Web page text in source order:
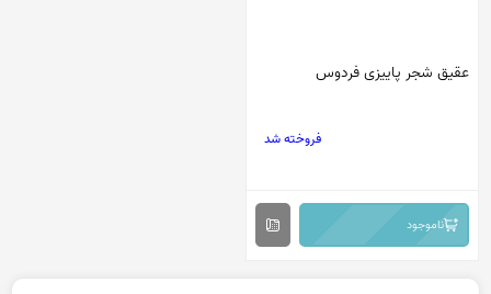
عقیق شجر پاییزی فردوس
فروخته شد
ناموجود